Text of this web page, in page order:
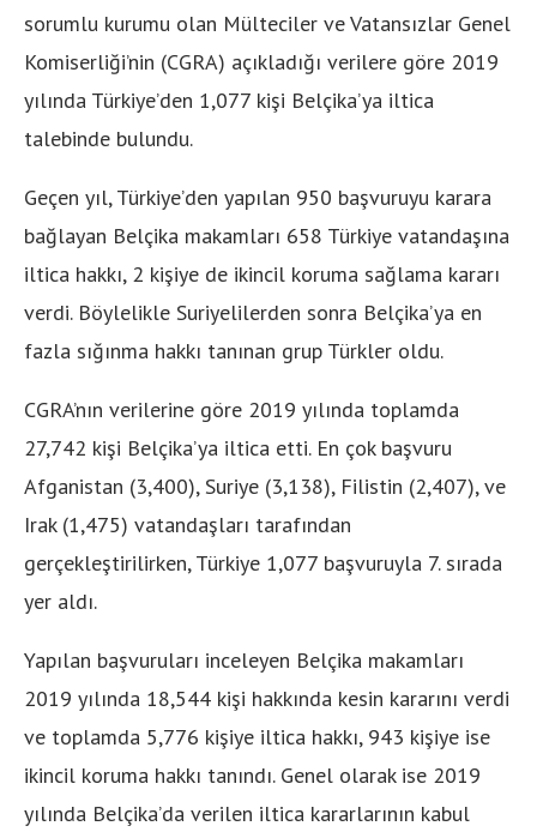
sorumlu kurumu olan Mülteciler ve Vatansızlar Genel
Komiserliği’nin (CGRA) açıkladığı verilere göre 2019
yılında Türkiye’den 1,077 kişi Belçika’ya iltica
talebinde bulundu.
Geçen yıl, Türkiye’den yapılan 950 başvuruyu karara
bağlayan Belçika makamları 658 Türkiye vatandaşına
iltica hakkı, 2 kişiye de ikincil koruma sağlama kararı
verdi. Böylelikle Suriyelilerden sonra Belçika’ya en
fazla sığınma hakkı tanınan grup Türkler oldu.
CGRA’nın verilerine göre 2019 yılında toplamda
27,742 kişi Belçika’ya iltica etti. En çok başvuru
Afganistan (3,400), Suriye (3,138), Filistin (2,407), ve
Irak (1,475) vatandaşları tarafından
gerçekleştirilirken, Türkiye 1,077 başvuruyla 7. sırada
yer aldı.
Yapılan başvuruları inceleyen Belçika makamları
2019 yılında 18,544 kişi hakkında kesin kararını verdi
ve toplamda 5,776 kişiye iltica hakkı, 943 kişiye ise
ikincil koruma hakkı tanındı. Genel olarak ise 2019
yılında Belçika’da verilen iltica kararlarının kabul